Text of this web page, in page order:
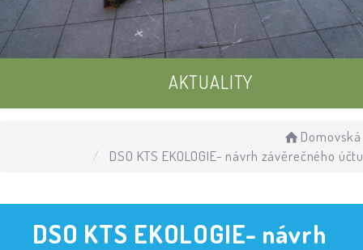
AKTUALITY
DSO KTS EKOLOGIE- návrh závěrečného
DSO KTS EKOLOGIE- návrh